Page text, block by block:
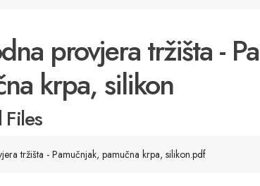
provjera tržišta -
krpa, silikon
tržišta - Pamučnjak, pamučna krpa, silikon.pdf